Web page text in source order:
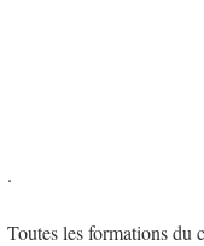
.
Toutes les formations du